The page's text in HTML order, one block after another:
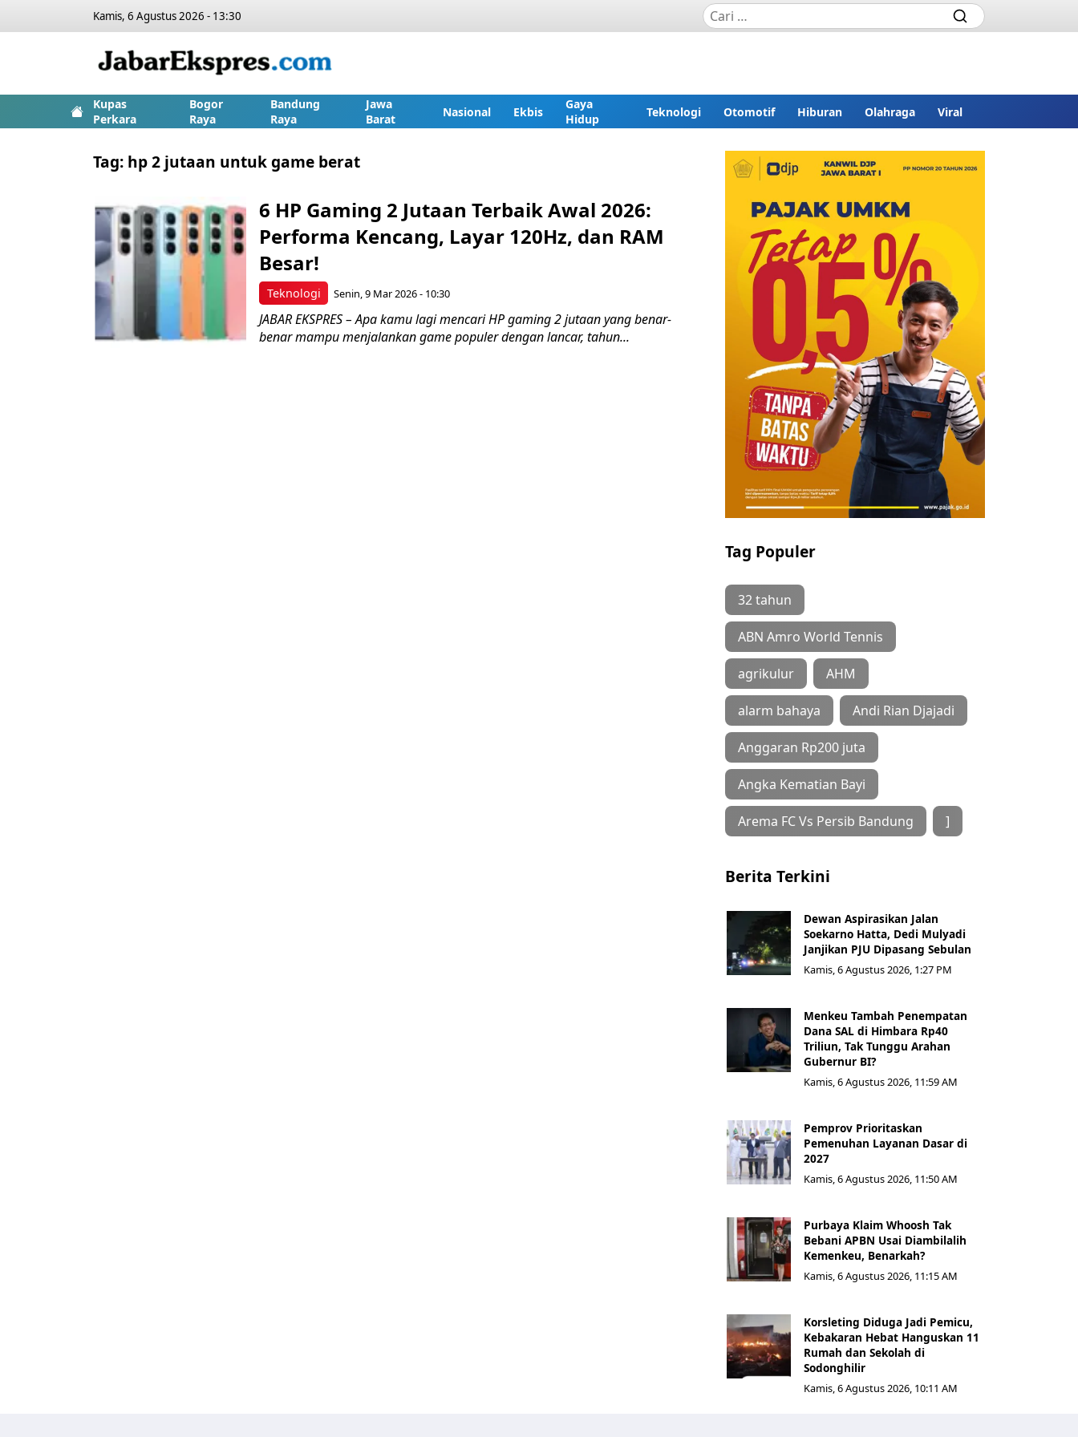
Kamis, 6 Agustus 2026 - 13:30
Kupas
Perkara
Bogor
Raya
Bandung
Raya
Jawa
Barat
Nasional Ekbis
Gaya
Hidup
Teknologi Otomotif Hiburan Olahraga Viral
Tag: hp 2 jutaan untuk game berat
Teknologi
6 HP Gaming 2 Jutaan Terbaik Awal 2026:
Performa Kencang, Layar 120Hz, dan RAM
Besar!
Senin, 9 Mar 2026 - 10:30
JABAR EKSPRES – Apa kamu lagi mencari HP gaming 2 jutaan yang benar-
benar mampu menjalankan game populer dengan lancar, tahun...
Tag Populer
32 tahun
ABN Amro World Tennis
agrikulur AHM
alarm bahaya Andi Rian Djajadi
Anggaran Rp200 juta
Angka Kematian Bayi
Arema FC Vs Persib Bandung ]
Berita Terkini
Dewan Aspirasikan Jalan
Soekarno Hatta, Dedi Mulyadi
Janjikan PJU Dipasang Sebulan
Kamis, 6 Agustus 2026, 1:27 PM
Menkeu Tambah Penempatan
Dana SAL di Himbara Rp40
Triliun, Tak Tunggu Arahan
Gubernur BI?
Kamis, 6 Agustus 2026, 11:59 AM
Pemprov Prioritaskan
Pemenuhan Layanan Dasar di
2027
Kamis, 6 Agustus 2026, 11:50 AM
Purbaya Klaim Whoosh Tak
Bebani APBN Usai Diambilalih
Kemenkeu, Benarkah?
Kamis, 6 Agustus 2026, 11:15 AM
Korsleting Diduga Jadi Pemicu,
Kebakaran Hebat Hanguskan 11
Rumah dan Sekolah di
Sodonghilir
Kamis, 6 Agustus 2026, 10:11 AM